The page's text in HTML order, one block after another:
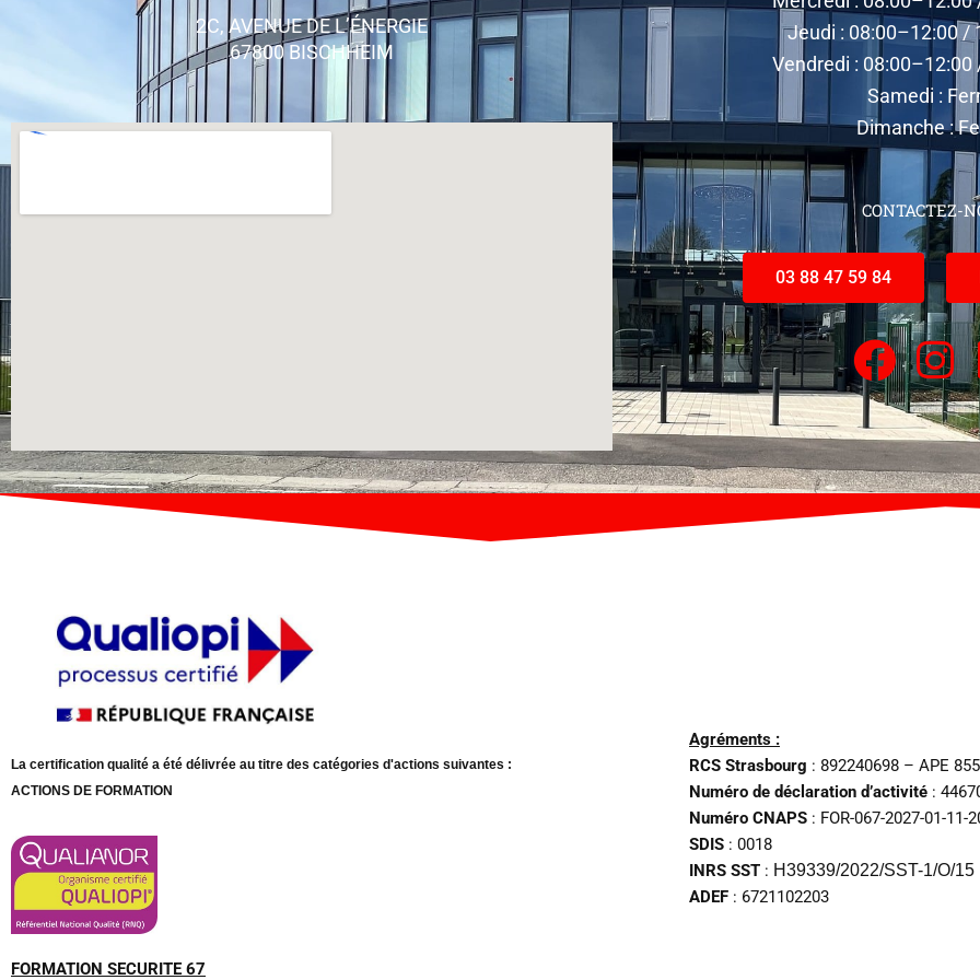
2C, AVENUE DE L’ÉNERGIE
67800 BISCHHEIM
Jeudi : 08:00–12:00 /
Vendredi :
Samedi :
Dimanche :
CONTACTEZ-
03 88 47 59 84
F
a
c
e
b
I
n
s
t
a
La certification qualité a été délivrée au titre des catégories d'actions suivantes :
ACTIONS DE FORMATION
FORMATION SECURITE 67
Agréments :
RCS Strasbourg : 892240698 – APE
Numéro de déclaration d’activité :
Numéro CNAPS : FOR-067-2027-01-11-
SDIS : 0018
INRS SST : H39339/2022/SST-1/O/15
ADEF : 6721102203